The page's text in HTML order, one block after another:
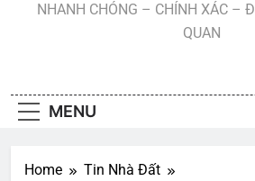
NHANH CHÓNG – CHÍNH XÁC –
QUAN
MENU
Home
Tin Nhà Đất